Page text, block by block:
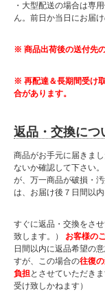
・大型配送の場合は専
ん。前日か当日にお届
※ 商品出荷後の送付先
※ 再配達＆長期間受け
合があります。
返品・交換につ
商品がお手元に届きま
ないか確認して下さい
が、万一商品が破損・
は、お届け後７日間以内
すぐに返品・交換をさ
致します。） お客様の
日間以内に返品希望の
すが、この場合の往復
負担とさせていただき
受け致しかねます）